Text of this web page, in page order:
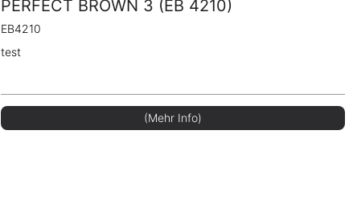
PERFECT BROWN 3 (EB 4210)
EB4210
test
(Mehr Info)